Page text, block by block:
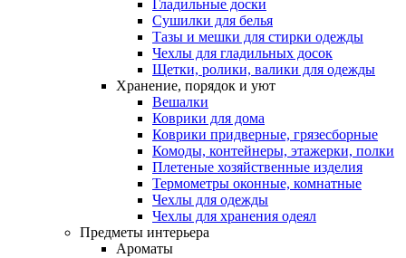
Гладильные доски
Сушилки для белья
Тазы и мешки для стирки одежды
Чехлы для гладильных досок
Щетки, ролики, валики для одежды
Хранение, порядок и уют
Вешалки
Коврики для дома
Коврики придверные, грязесборные
Комоды, контейнеры, этажерки, полки
Плетеные хозяйственные изделия
Термометры оконные, комнатные
Чехлы для одежды
Чехлы для хранения одеял
Предметы интерьера
Ароматы